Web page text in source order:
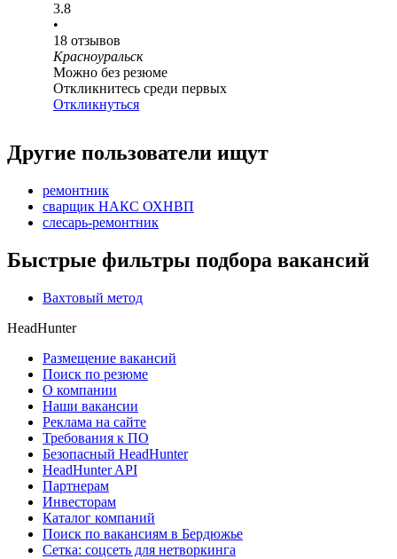
3.8
•
18 отзывов
Красноуральск
Можно без резюме
Откликнитесь среди первых
Откликнуться
Другие пользователи ищут
ремонтник
сварщик НАКС ОХНВП
слесарь-ремонтник
Быстрые фильтры подбора вакансий
Вахтовый метод
HeadHunter
Размещение вакансий
Поиск по резюме
О компании
Наши вакансии
Реклама на сайте
Требования к ПО
Безопасный HeadHunter
HeadHunter API
Партнерам
Инвесторам
Каталог компаний
Поиск по вакансиям в Бердюжье
Сетка: соцсеть для нетворкинга